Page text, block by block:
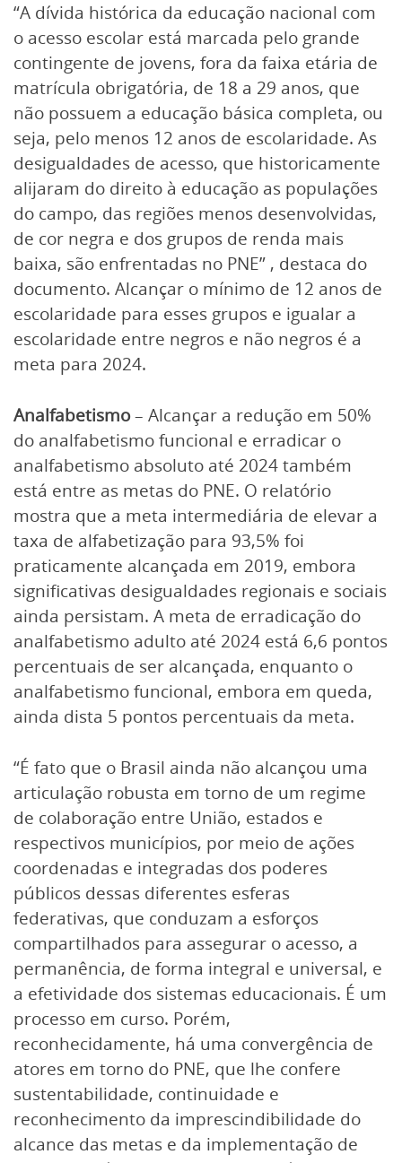
“A dívida histórica da educação nacional com
o acesso escolar está marcada pelo grande
contingente de jovens, fora da faixa etária de
matrícula obrigatória, de 18 a 29 anos, que
não possuem a educação básica completa, ou
seja, pelo menos 12 anos de escolaridade. As
desigualdades de acesso, que historicamente
alijaram do direito à educação as populações
do campo, das regiões menos desenvolvidas,
de cor negra e dos grupos de renda mais
baixa, são enfrentadas no PNE” , destaca do
documento. Alcançar o mínimo de 12 anos de
escolaridade para esses grupos e igualar a
escolaridade entre negros e não negros é a
meta para 2024.
Analfabetismo– Alcançar a redução em 50%
do analfabetismo funcional e erradicar o
analfabetismo absoluto até 2024 também
está entre as metas do PNE. O relatório
mostra que a meta intermediária de elevar a
taxa de alfabetização para 93,5% foi
praticamente alcançada em 2019, embora
significativas desigualdades regionais e sociais
ainda persistam. A meta de erradicação do
analfabetismo adulto até 2024 está 6,6 pontos
percentuais de ser alcançada, enquanto o
analfabetismo funcional, embora em queda,
ainda dista 5 pontos percentuais da meta.
“É fato que o Brasil ainda não alcançou uma
articulação robusta em torno de um regime
de colaboração entre União, estados e
respectivos municípios, por meio de ações
coordenadas e integradas dos poderes
públicos dessas diferentes esferas
federativas, que conduzam a esforços
compartilhados para assegurar o acesso, a
permanência, de forma integral e universal, e
a efetividade dos sistemas educacionais. É um
processo em curso. Porém,
reconhecidamente, há uma convergência de
atores em torno do PNE, que lhe confere
sustentabilidade, continuidade e
reconhecimento da imprescindibilidade do
alcance das metas e da implementação de